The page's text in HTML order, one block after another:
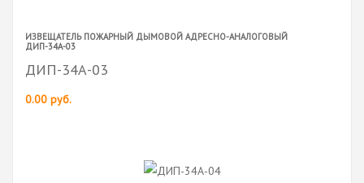
ИЗВЕЩАТЕЛЬ ПОЖАРНЫЙ ДЫМОВОЙ АДРЕСНО-АНАЛОГОВЫЙ
ДИП-34А-03
ДИП-34А-03
0.00 руб.